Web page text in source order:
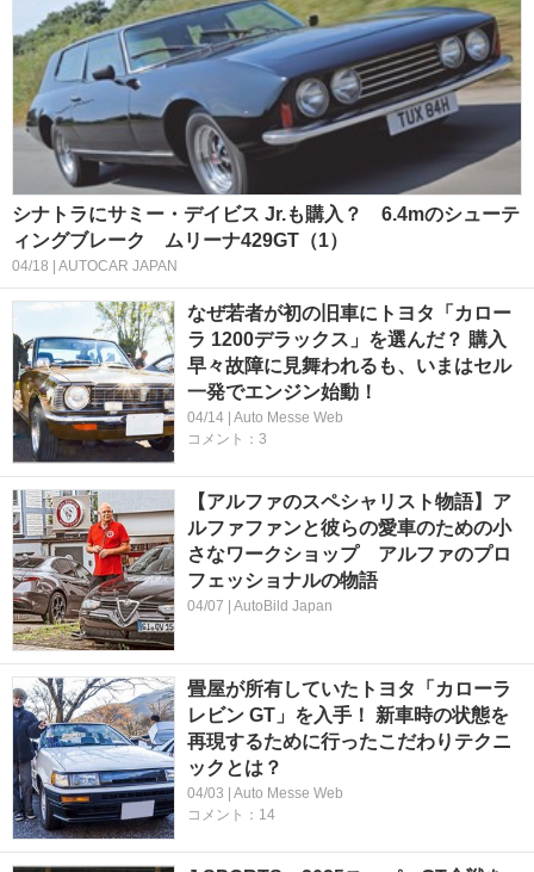
シナトラにサミー・デイビス Jr.も購入？ 6.4mのシューテ
ィングブレーク ムリーナ429GT（1）
04/18 | AUTOCAR JAPAN
なぜ若者が初の旧車にトヨタ「カロー
ラ 1200デラックス」を選んだ？ 購入
早々故障に見舞われるも、いまはセル
一発でエンジン始動！
04/14 | Auto Messe Web
コメント：3
【アルファのスペシャリスト物語】ア
ルファファンと彼らの愛車のための小
さなワークショップ アルファのプロ
フェッショナルの物語
04/07 | AutoBild Japan
畳屋が所有していたトヨタ「カローラ
レビン GT」を入手！ 新車時の状態を
再現するために行ったこだわりテクニ
ックとは？
04/03 | Auto Messe Web
コメント：14